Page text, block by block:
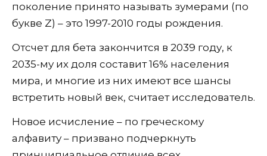
поколение принято называть зумерами (по
букве Z) – это 1997-2010 годы рождения.
Отсчет для бета закончится в 2039 году, к
2035-му их доля составит 16% населения
мира, и многие из них имеют все шансы
встретить новый век, считает исследователь.
Новое исчисление – по греческому
алфавиту – призвано подчеркнуть